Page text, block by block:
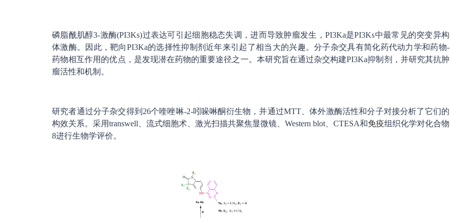
磷脂酰肌醇3-激酶(PI3Ks)过表达可引起细胞稳态失调，进而导致肿瘤发生，PI3Ka是PI3Ks中最常见的突变异构
体激酶。因此，靶向PI3Ka的选择性抑制剂近年来引起了相当大的兴趣。分子杂交具有简化药代动力学和药物-
药物相互作用的优点，是发现潜在药物的重要途径之一。本研究旨在通过杂交构建PI3Ka抑制剂，并研究其抗肿
瘤活性和机制。
研究者通过分子杂交得到26个喹唑啉-2-吲哚啉酮衍生物，并通过MTT、体外激酶活性和分子对接分析了它们的
构效关系。采用transwell、流式细胞术、激光扫描共聚焦显微镜、Western blot、CTESA和免疫组织化学对化合物
8进行生物学评价。